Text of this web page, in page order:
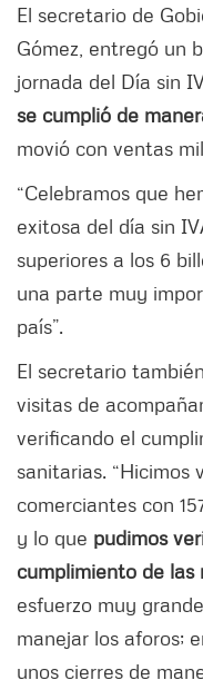
El secretario de
Gómez, entregó un
jornada del Día sin
se cumplió de
movió con ventas
“Celebramos que
exitosa del día sin
superiores a los 6
una parte muy
país”.
El secretario
visitas de
verificando el
sanitarias. “Hicimos
comerciantes con
y lo que pudimos
cumplimiento de las
esfuerzo muy
manejar los aforos;
unos cierres de